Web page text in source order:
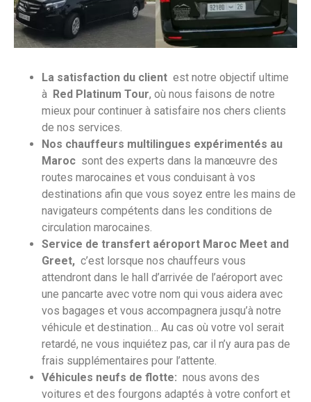
La satisfaction du client est notre objectif ultime
à Red Platinum Tour, où nous faisons de notre
mieux pour continuer à satisfaire nos chers clients
de nos services.
Nos chauffeurs multilingues expérimentés au
Maroc sont des experts dans la manœuvre des
routes marocaines et vous conduisant à vos
destinations afin que vous soyez entre les mains de
navigateurs compétents dans les conditions de
circulation marocaines.
Service de transfert aéroport Maroc Meet and
Greet, c’est lorsque nos chauffeurs vous
attendront dans le hall d’arrivée de l’aéroport avec
une pancarte avec votre nom qui vous aidera avec
vos bagages et vous accompagnera jusqu’à notre
véhicule et destination… Au cas où votre vol serait
retardé, ne vous inquiétez pas, car il n’y aura pas de
frais supplémentaires pour l’attente.
Véhicules neufs de flotte: nous avons des
voitures et des fourgons adaptés à votre confort et